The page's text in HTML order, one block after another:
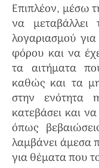
Επιπλέον, μέσω
να μεταβάλλει
λογαριασμού
φόρου και να
τα αιτήματα
καθώς και τα
στην ενότητα
κατεβάσει και
όπως
λαμβάνει άμεσα
για θέματα που